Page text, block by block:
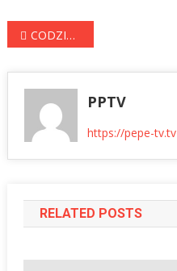
Nawigacja
CODZIENNIE Z KLASYKĄ – „LALKA” PRUSA. Odcinek 44. Cała powieść czytana przez Sylwię Płonkę
PPTV
https://pepe-tv.tv
RELATED POSTS